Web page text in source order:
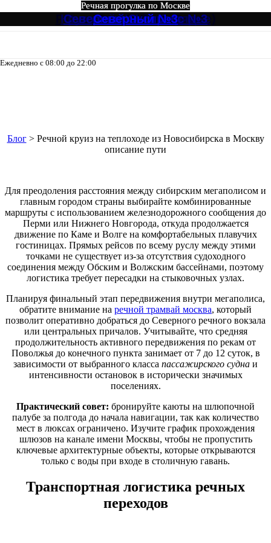
Ежедневно с 08:00 до 22:00
Блог> Речной круиз на теплоходе из Новосибирска в Москву
описание пути
Для преодоления расстояния между сибирским мегаполисом и
главным городом страны выбирайте комбинированные
маршруты с использованием железнодорожного сообщения до
Перми или Нижнего Новгорода, откуда продолжается
движение по Каме и Волге на комфортабельных плавучих
гостиницах. Прямых рейсов по всему руслу между этими
точками не существует из-за отсутствия судоходного
соединения между Обским и Волжским бассейнами, поэтому
логистика требует пересадки на стыковочных узлах.
Планируя финальный этап передвижения внутри мегаполиса,
обратите внимание на речной трамвай москва, который
позволит оперативно добраться до Северного речного вокзала
или центральных причалов. Учитывайте, что средняя
продолжительность активного передвижения по рекам от
Поволжья до конечного пункта занимает от 7 до 12 суток, в
зависимости от выбранного класса пассажирского судна и
интенсивности остановок в исторически значимых
поселениях.
Практический совет: бронируйте каюты на шлюпочной
палубе за полгода до начала навигации, так как количество
мест в люксах ограничено. Изучите график прохождения
шлюзов на канале имени Москвы, чтобы не пропустить
ключевые архитектурные объекты, которые открываются
только с воды при входе в столичную гавань.
Транспортная логистика речных
переходов
Речная прогулка по Москве
Огни Столицы
Речная прогулка по Москве
Ривер Палас (River Palace)
Речная прогулка по Москве
Музыкальный экспресс
Речная прогулка по Москве
Круговой №4 от Зарядье
Речная прогулка по Москве
Северный Экспресс №3
Речная прогулка по Москве
Северный №3